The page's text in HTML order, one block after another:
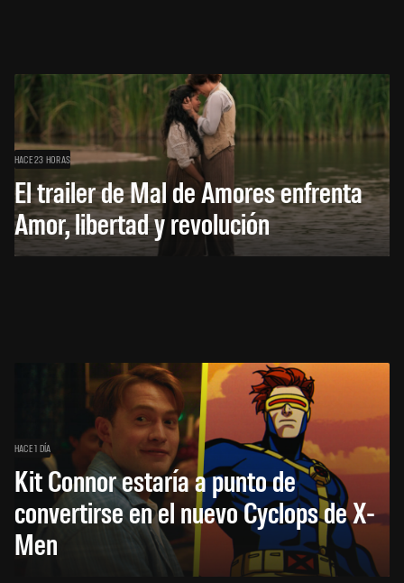
HACE 23 HORAS
El trailer de Mal de Amores enfrenta
Amor, libertad y revolución
HACE 1 DÍA
Kit Connor estaría a punto de
convertirse en el nuevo Cyclops de X-
Men